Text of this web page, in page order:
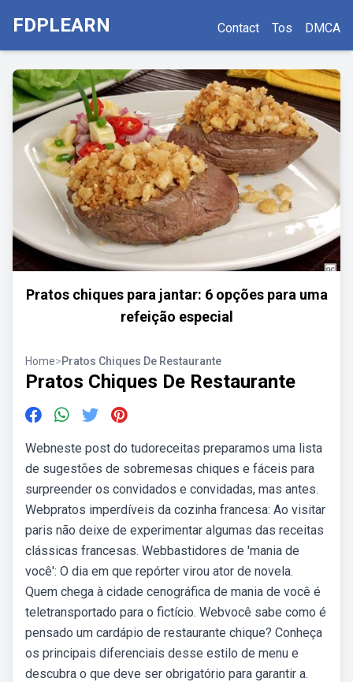
FDPLEARN Contact Tos DMCA
Pratos chiques para jantar: 6 opções para uma
refeição especial
Home>Pratos Chiques De Restaurante
Pratos Chiques De Restaurante
Webneste post do tudoreceitas preparamos uma lista
de sugestões de sobremesas chiques e fáceis para
surpreender os convidados e convidadas, mas antes.
Webpratos imperdíveis da cozinha francesa: Ao visitar
paris não deixe de experimentar algumas das receitas
clássicas francesas. Webbastidores de 'mania de
você': O dia em que repórter virou ator de novela.
Quem chega à cidade cenográfica de mania de você é
teletransportado para o fictício. Webvocê sabe como é
pensado um cardápio de restaurante chique? Conheça
os principais diferenciais desse estilo de menu e
descubra o que deve ser obrigatório para garantir a.